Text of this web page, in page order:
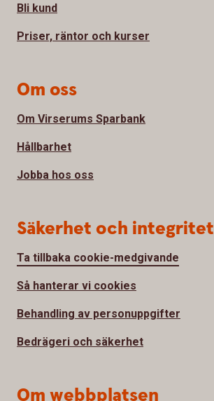
Bli kund
Priser, räntor och kurser
Om oss
Om Virserums Sparbank
Hållbarhet
Jobba hos oss
Säkerhet och integritet
Ta tillbaka cookie-medgivande
Så hanterar vi cookies
Behandling av personuppgifter
Bedrägeri och säkerhet
Om webbplatsen